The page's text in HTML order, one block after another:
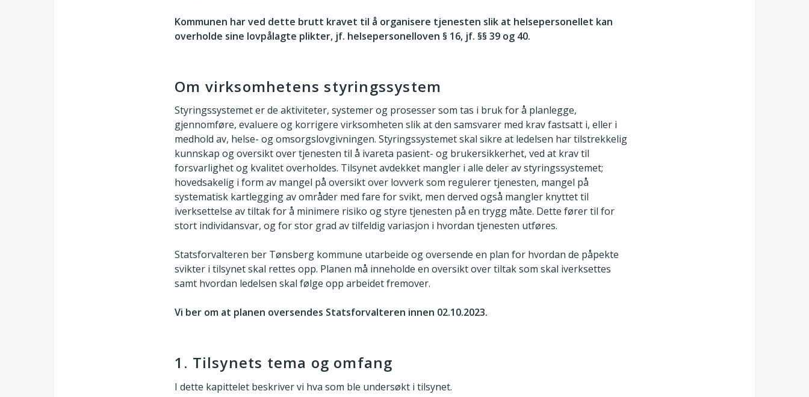
Kommunen har ved dette brutt kravet til å organisere tjenesten slik at helsepersonellet kan
overholde sine lovpålagte plikter, jf. helsepersonelloven § 16, jf. §§ 39 og 40.
Om virksomhetens styringssystem
Styringssystemet er de aktiviteter, systemer og prosesser som tas i bruk for å planlegge,
gjennomføre, evaluere og korrigere virksomheten slik at den samsvarer med krav fastsatt i, eller i
medhold av, helse- og omsorgslovgivningen. Styringssystemet skal sikre at ledelsen har tilstrekkelig
kunnskap og oversikt over tjenesten til å ivareta pasient- og brukersikkerhet, ved at krav til
forsvarlighet og kvalitet overholdes. Tilsynet avdekket mangler i alle deler av styringssystemet;
hovedsakelig i form av mangel på oversikt over lovverk som regulerer tjenesten, mangel på
systematisk kartlegging av områder med fare for svikt, men derved også mangler knyttet til
iverksettelse av tiltak for å minimere risiko og styre tjenesten på en trygg måte. Dette fører til for
stort individansvar, og for stor grad av tilfeldig variasjon i hvordan tjenesten utføres.
Statsforvalteren ber Tønsberg kommune utarbeide og oversende en plan for hvordan de påpekte
svikter i tilsynet skal rettes opp. Planen må inneholde en oversikt over tiltak som skal iverksettes
samt hvordan ledelsen skal følge opp arbeidet fremover.
Vi ber om at planen oversendes Statsforvalteren innen 02.10.2023.
1. Tilsynets tema og omfang
I dette kapittelet beskriver vi hva som ble undersøkt i tilsynet.